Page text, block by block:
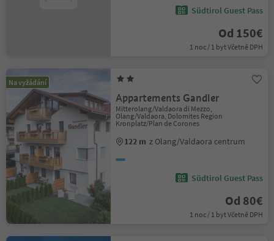
Südtirol Guest Pass
Od 150€
1 noc / 1 byt Včetně DPH
Na vyžádání
Appartements Gandler
Mitterolang/Valdaora di Mezzo,
Olang/Valdaora, Dolomites Region
Kronplatz/Plan de Corones
122 m z Olang/Valdaora centrum
Südtirol Guest Pass
Od 80€
1 noc / 1 byt Včetně DPH